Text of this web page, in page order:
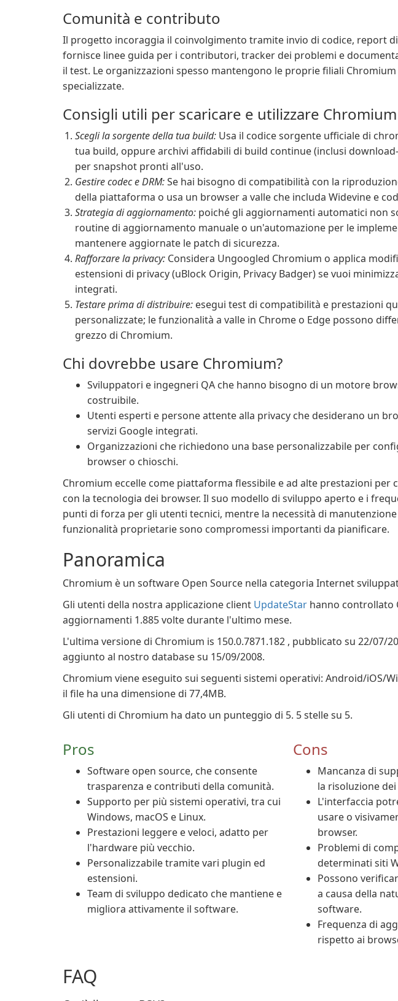
Comunità e contributo
Il progetto incoraggia il coinvolgimento tramite invio di codice, report
fornisce linee guida per i contributori, tracker dei problemi e
il test. Le organizzazioni spesso mantengono le proprie filiali
specializzate.
Consigli utili per scaricare e utilizzare Chromium
Scegli la sorgente della tua build: Usa il codice sorgente ufficiale di
tua build, oppure archivi affidabili di build continue (inclusi
per snapshot pronti all'uso.
Gestire codec e DRM:Se hai bisogno di compatibilità con la
della piattaforma o usa un browser a valle che includa Widevine e
Strategia di aggiornamento: poiché gli aggiornamenti automatici non
routine di aggiornamento manuale o un'automazione per le
mantenere aggiornate le patch di sicurezza.
Rafforzare la privacy: Considera Ungoogled Chromium o applica
estensioni di privacy (uBlock Origin, Privacy Badger) se vuoi
integrati.
Testare prima di distribuire: esegui test di compatibilità e prestazioni
personalizzate; le funzionalità a valle in Chrome o Edge possono
grezzo di Chromium.
Chi dovrebbe usare Chromium?
Sviluppatori e ingegneri QA che hanno bisogno di un motore
costruibile.
Utenti esperti e persone attente alla privacy che desiderano un
servizi Google integrati.
Organizzazioni che richiedono una base personalizzabile per
browser o chioschi.
Chromium eccelle come piattaforma flessibile e ad alte prestazioni per
con la tecnologia dei browser. Il suo modello di sviluppo aperto e i
punti di forza per gli utenti tecnici, mentre la necessità di
funzionalità proprietarie sono compromessi importanti da pianificare.
Panoramica
Chromium è un software Open Source nella categoria Internet
Gli utenti della nostra applicazione client UpdateStar hanno controllato
aggiornamenti 1.885 volte durante l'ultimo mese.
L'ultima versione di Chromium is 150.0.7871.182 , pubblicato su 22/07/
aggiunto al nostro database su 15/09/2008.
Chromium viene eseguito sui seguenti sistemi operativi: Android/iOS/
il file ha una dimensione di 77,4MB.
Gli utenti di Chromium ha dato un punteggio di 5. 5 stelle su 5.
Pros
Software open source, che consente
trasparenza e contributi della comunità.
Supporto per più sistemi operativi, tra cui
Windows, macOS e Linux.
Prestazioni leggere e veloci, adatto per
l'hardware più vecchio.
Personalizzabile tramite vari plugin ed
estensioni.
Team di sviluppo dedicato che mantiene e
migliora attivamente il software.
Cons
Mancanza di
la risoluzione
L'interfaccia
usare o
browser.
Problemi di
determinati siti
Possono
a causa della
software.
Frequenza di
rispetto ai
FAQ